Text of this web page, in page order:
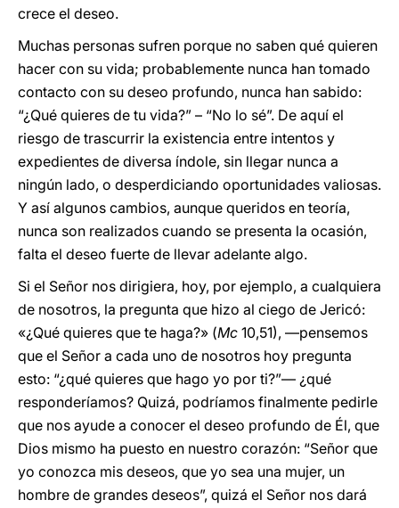
crece el deseo.
Muchas personas sufren porque no saben qué quieren
hacer con su vida; probablemente nunca han tomado
contacto con su deseo profundo, nunca han sabido:
“¿Qué quieres de tu vida?” – “No lo sé”. De aquí el
riesgo de trascurrir la existencia entre intentos y
expedientes de diversa índole, sin llegar nunca a
ningún lado, o desperdiciando oportunidades valiosas.
Y así algunos cambios, aunque queridos en teoría,
nunca son realizados cuando se presenta la ocasión,
falta el deseo fuerte de llevar adelante algo.
Si el Señor nos dirigiera, hoy, por ejemplo, a cualquiera
de nosotros, la pregunta que hizo al ciego de Jericó:
«¿Qué quieres que te haga?» (Mc 10,51), —pensemos
que el Señor a cada uno de nosotros hoy pregunta
esto: “¿qué quieres que hago yo por ti?”— ¿qué
responderíamos? Quizá, podríamos finalmente pedirle
que nos ayude a conocer el deseo profundo de Él, que
Dios mismo ha puesto en nuestro corazón: “Señor que
yo conozca mis deseos, que yo sea una mujer, un
hombre de grandes deseos”, quizá el Señor nos dará